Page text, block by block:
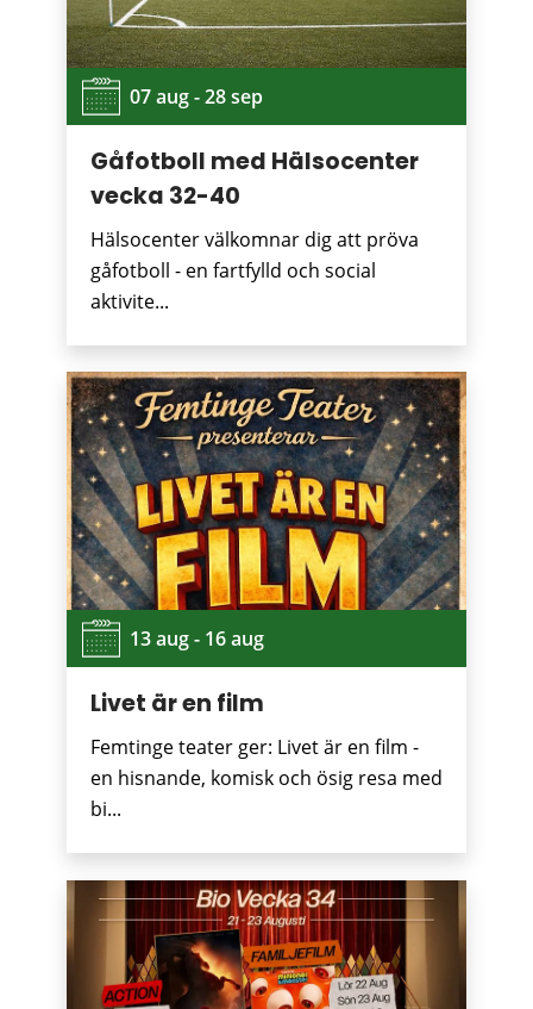
07 aug - 28 sep
Gåfotboll med Hälsocenter
vecka 32-40
Hälsocenter välkomnar dig att pröva
gåfotboll - en fartfylld och social
aktivite...
13 aug - 16 aug
Livet är en film
Femtinge teater ger: Livet är en film -
en hisnande, komisk och ösig resa med
bi...